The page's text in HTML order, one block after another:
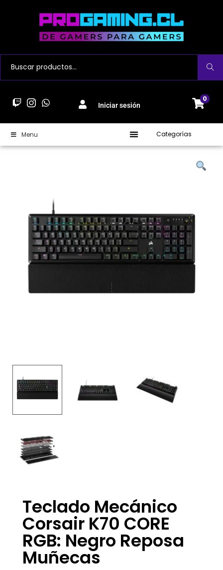
Buscar
Iniciar sesión
0
Menu Categorías
Teclado Mecánico
Corsair K70 CORE
RGB: Negro Reposa
Muñecas